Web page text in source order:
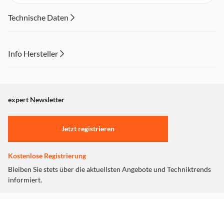
Technische Daten
Info Hersteller
"Marketing".
Einstellungen anpassen
expert Newsletter
Jetzt registrieren
Kostenlose Registrierung
Bleiben Sie stets über die aktuellsten Angebote und Techniktrends
informiert.